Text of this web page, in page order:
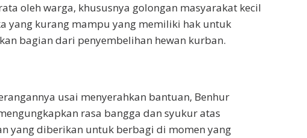
oleh warga, khususnya golongan masyarakat kecil
yang kurang mampu yang memiliki hak untuk
bagian dari penyembelihan hewan kurban.
usai menyerahkan bantuan, Benhur
rasa bangga dan syukur atas
yang diberikan untuk berbagi di momen yang